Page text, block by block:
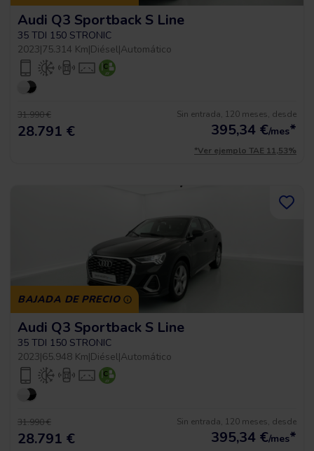
Audi Q3 Sportback S Line
35 TDI 150 STRONIC
2023|75.314 Km|Diésel|Automático
31.990 €
28.791 €
Sin entrada, 120 meses, desde
395,34 €/mes*
*Ver ejemplo TAE 11,53%
BAJADA DE PRECIO
Audi Q3 Sportback S Line
35 TDI 150 STRONIC
2023|65.948 Km|Diésel|Automático
31.990 €
28.791 €
Sin entrada, 120 meses, desde
395,34 €/mes*